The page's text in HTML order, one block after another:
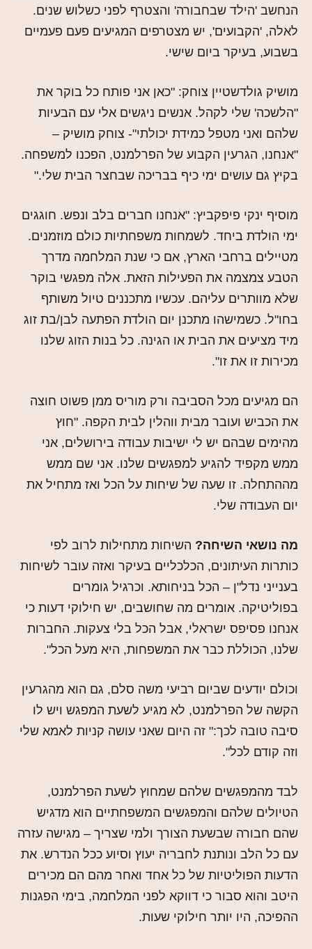
הנחשב 'הילד שבחבורה' והצטרף לפני כשלוש שנים.
לאלה, 'הקבועים', יש מצטרפים המגיעים פעם פעמיים
בשבוע, בעיקר ביום שישי.
מושיק גולדשטיין צוחק: "כאן אני פותח כל בוקר את
"הלשכה' שלי לקהל. אנשים ניגשים אלי עם הבעיות
שלהם ואני מטפל כמידת יכולתי"- צוחק מושיק –
"אנחנו, הגרעין הקבוע של הפרלמנט, הפכנו למשפחה.
בקיץ גם עושים ימי כיף בבריכה שבחצר הבית שלי."
מוסיף ינקי פיפקביץ: "אנחנו חברים בלב ונפש. חוגגים
ימי הולדת ביחד. לשמחות משפחתיות כולם מוזמנים.
מטיילים ברחבי הארץ, אם כי שנת המלחמה מדרך
הטבע צמצמה את הפעילות הזאת. אלה מפגשי בוקר
שלא מוותרים עליהם. עכשיו מתכננים טיול משותף
בחו"ל. כשמישהו מתכנן יום הולדת הפתעה לבן/בת זוג
מיד מציעים את הבית או הגינה. כל בנות הזוג שלנו
מכירות זו את זו".
הם מגיעים מכל הסביבה ורק מוריס ממן פשוט חוצה
את הכביש ועובר מבית ווהלין לבית הקפה. "חוץ
מהימים שבהם יש לי ישיבות עבודה בירושלים, אני
ממש מקפיד להגיע למפגשים שלנו. אני שם ממש
מההתחלה. זו שעה של שיחות על הכל ואז מתחיל את
יום העבודה שלי.
מה נושאי השיחה? השיחות מתחילות לרוב לפי
כותרות העיתונים, הכלכליים בעיקר ואזה עובר לשיחות
בענייני נדל"ן – הכל בניחותא. וכרגיל גומרים
בפוליטיקה. אומרים מה שחושבים, יש חילוקי דעות כי
אנחנו פסיפס ישראלי, אבל הכל בלי צעקות. החברות
שלנו, הכוללת כבר את המשפחות, היא מעל הכל".
וכולם יודעים שביום רביעי משה סלם, גם הוא מהגרעין
הקשה של הפרלמנט, לא מגיע לשעת המפגש ויש לו
סיבה טובה לכך:" זה היום שאני עושה קניות לאמא שלי
וזה קודם לכל".
לבד מהמפגשים שלהם שמחוץ לשעת הפרלמנט,
הטיולים שלהם והמפגשים המשפחתיים הוא מדגיש
שהם חבורה שבשעת הצורך ולמי שצריך – מגישה עזרה
עם כל הלב ונותנת לחבריה יעוץ וסיוע ככל הנדרש. את
הדעות הפוליטיות של כל אחד ואחר מהם הם מכירים
היטב והוא סבור כי דווקא לפני המלחמה, בימי הפגנות
ההפיכה, היו יותר חילוקי שעות.